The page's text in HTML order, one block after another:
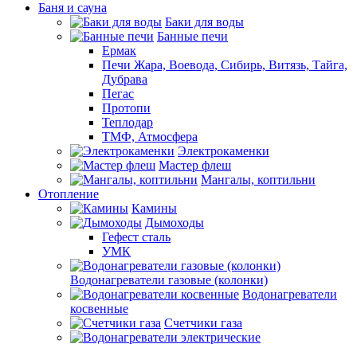
Баня и сауна
Баки для воды
Банные печи
Ермак
Печи Жара, Воевода, Сибирь, Витязь, Тайга,
Дубрава
Пегас
Протопи
Теплодар
ТМФ, Атмосфера
Электрокаменки
Мастер флеш
Мангалы, коптильни
Отопление
Камины
Дымоходы
Гефест сталь
УМК
Водонагреватели газовые (колонки)
Водонагреватели
косвенные
Счетчики газа